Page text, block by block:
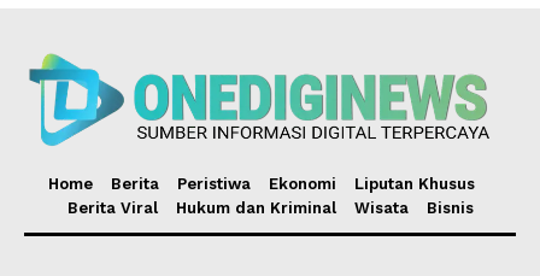
Home Berita Peristiwa Ekonomi
Liputan Khusus
Berita Viral
Hukum dan Kriminal Wisata Bisnis